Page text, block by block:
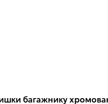
багажнику